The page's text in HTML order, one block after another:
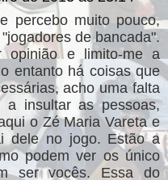
percebo muito pouco,
de bancada".
e limito-me a
entanto há coisas que
acho uma falta
a insultar as pessoas,
o Zé Maria Vareta e
dele no jogo. Estão a
podem ver os único
ser vocês. Essa do